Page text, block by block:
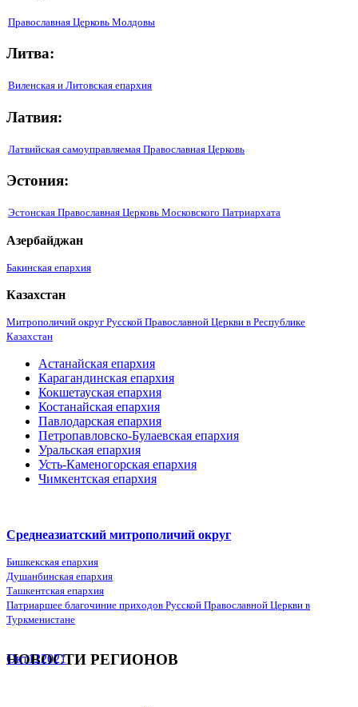
Православная Церковь Молдовы
Литва:
Виленская и Литовская епархия
Латвия:
Латвийская самоуправляемая Православная Церковь
Эстония:
Эстонская Православная Церковь Московского Патриархата
Азербайджан
Бакинская епархия
Казахстан
Митрополичий округ Русской Православной Церкви в Республике
Казахстан
Астанайская епархия
Карагандинская епархия
Кокшетауская епархия
Костанайская епархия
Павлодарская епархия
Петропавловско-Булаевская епархия
Уральская епархия
Усть-Каменогорская епархия
Чимкентская епархия
Среднеазиатский митрополичий округ
Бишкекская епархия
Душанбинская епархия
Ташкентская епархия
Патриаршее благочиние приходов Русской Православной Церкви в
Туркменистане
НОВОСТИ РЕГИОНОВ
Окт122021